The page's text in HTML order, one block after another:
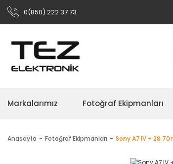
0(850) 222 37 73
Markalarımız Fotoğraf Ekipmanları
Anasayfa Fotoğraf Ekipmanları Sony A7 IV +